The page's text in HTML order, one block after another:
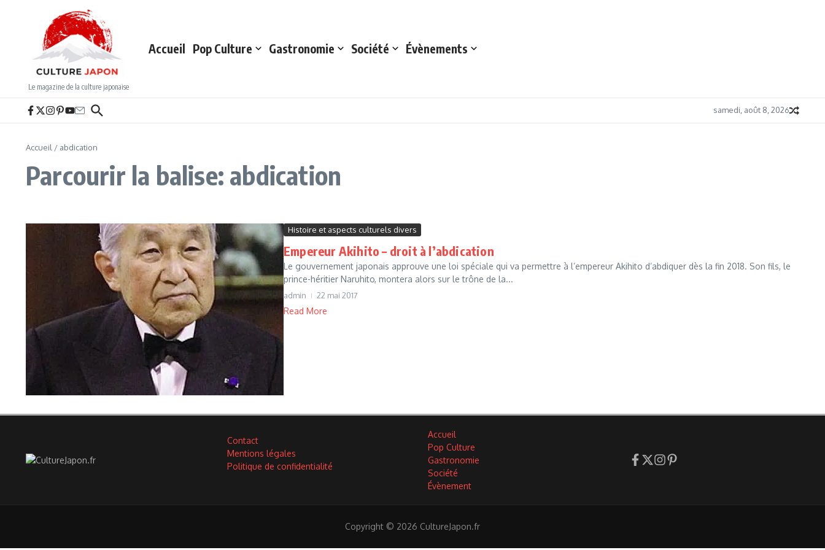
Le magazine de la culture japonaise
Accueil Pop Culture Gastronomie Société Évènements
samedi, août 8, 2026
Accueil / abdication
Parcourir la balise: abdication
Histoire et aspects culturels divers
Empereur Akihito – droit à l’abdication
Le gouvernement japonais approuve une loi spéciale qui va permettre à l’empereur Akihito d’abdiquer dès la fin 2018. Son fils, le
prince-héritier Naruhito, montera alors sur le trône de la...
admin 22 mai 2017
Read More
Contact
Mentions légales
Politique de confidentialité
Accueil
Pop Culture
Gastronomie
Société
Évènement